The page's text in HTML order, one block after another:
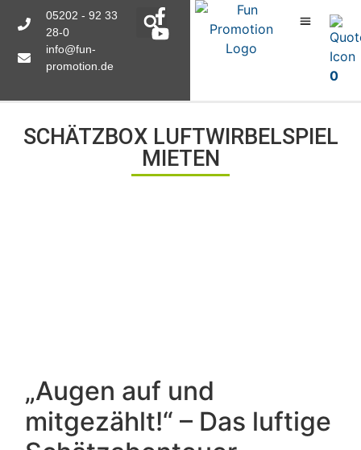
05202 - 92 33
28-0
info@fun-
promotion.de
0
SCHÄTZBOX LUFTWIRBELSPIEL
MIETEN
„Augen auf und
mitgezählt!“ – Das luftige